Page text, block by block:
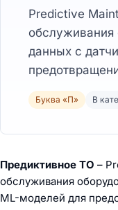
Predictive
обслуживания
данных с
Буква «П» В
Предиктивное ТО –
обслуживания
ML-моделей для